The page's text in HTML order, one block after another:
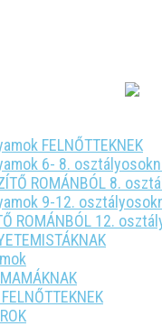
FELNŐTTEKNEK
6- 8.
ROMÁNBÓL 8.
9-12.
ROMÁNBÓL 12.